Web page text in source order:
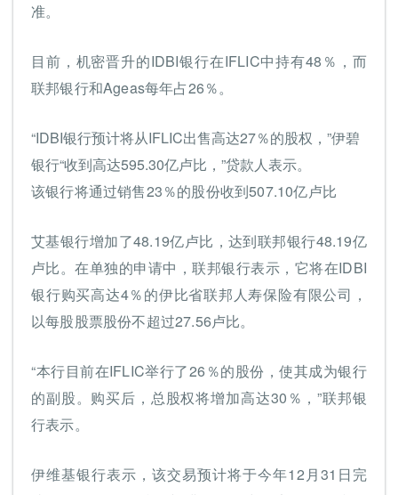
准。
目前，机密晋升的IDBI银行在IFLIC中持有48％，而
联邦银行和Ageas每年占26％。
“IDBI银行预计将从IFLIC出售高达27％的股权，”伊碧
银行“收到高达595.30亿卢比，”贷款人表示。
该银行将通过销售23％的股份收到507.10亿卢比
艾基银行增加了48.19亿卢比，达到联邦银行48.19亿
卢比。在单独的申请中，联邦银行表示，它将在IDBI
银行购买高达4％的伊比省联邦人寿保险有限公司，
以每股股票股份不超过27.56卢比。
“本行目前在IFLIC举行了26％的股份，使其成为银行
的副股。购买后，总股权将增加高达30％，”联邦银
行表示。
伊维基银行表示，该交易预计将于今年12月31日完